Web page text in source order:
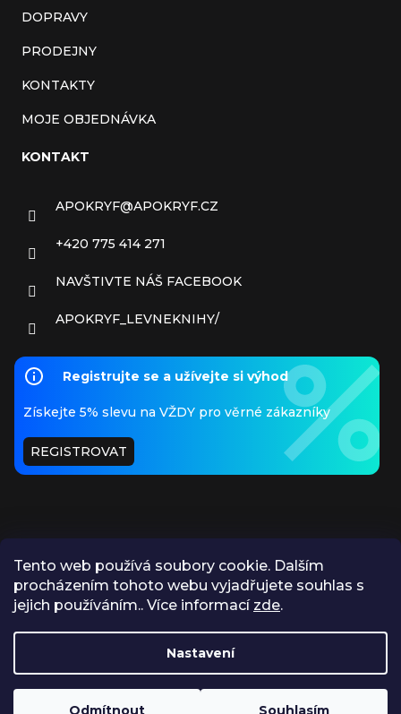
Tento web používá soubory cookie. Dalším
procházením tohoto webu vyjadřujete souhlas s
jejich používáním.. Více informací zde.
Nastavení
Odmítnout Souhlasím
DOPRAVY
PRODEJNY
KONTAKTY
MOJE OBJEDNÁVKA
KONTAKT
APOKRYF@APOKRYF.CZ
+420 775 414 271
NAVŠTIVTE NÁŠ FACEBOOK
APOKRYF_LEVNEKNIHY/
Registrujte se a užívejte si výhod
Získejte 5% slevu na VŽDY pro věrné zákazníky
REGISTROVAT
PŘIJÍMÁME ONLINE PLATBY